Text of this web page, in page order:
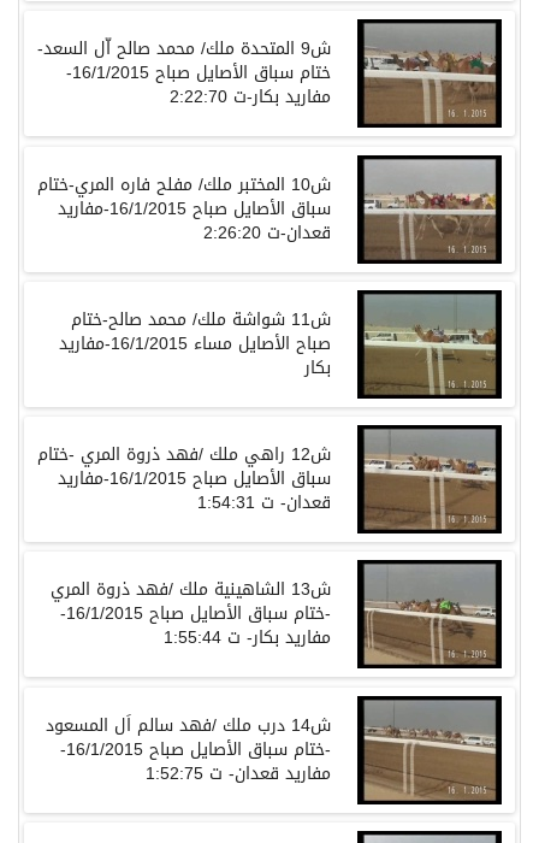
ش9 المتحدة ملك/ محمد صالح اّل السعد-
ختام سباق الأصايل صباح 16/1/2015-
مفاريد بكار-ت 2:22:70
ش10 المختبر ملك/ مفلح فاره المري-ختام
سباق الأصايل صباح 16/1/2015-مفاريد
قعدان-ت 2:26:20
ش11 شواشة ملك/ محمد صالح-ختام
صباح الأصايل مساء 16/1/2015-مفاريد
بكار
ش12 راهي ملك /فهد ذروة المري -ختام
سباق الأصايل صباح 16/1/2015-مفاريد
قعدان- ت 1:54:31
ش13 الشاهينية ملك /فهد ذروة المري
-ختام سباق الأصايل صباح 16/1/2015-
مفاريد بكار- ت 1:55:44
ش14 درب ملك /فهد سالم اَل المسعود
-ختام سباق الأصايل صباح 16/1/2015-
مفاريد قعدان- ت 1:52:75